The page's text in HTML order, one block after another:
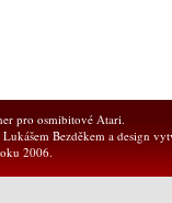
pro osmibitové Atari.
Lukášem Bezděkem a design
2006.